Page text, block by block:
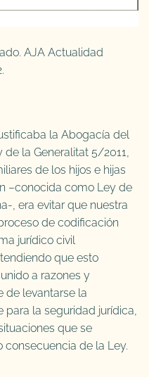
AJA Actualidad
la Abogacía del
la Generalitat 5/2011,
de los hijos e hijas
–conocida como Ley de
, era evitar que nuestra
de codificación
jurídico civil
que esto
a razones y
de levantarse la
la seguridad jurídica,
que se
de la Ley.